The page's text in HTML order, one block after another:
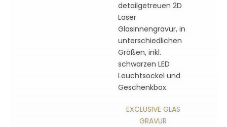
detailgetreuen 2D
Laser
Glasinnengravur, in
unterschiedlichen
Größen, inkl.
schwarzen LED
Leuchtsockel und
Geschenkbox.
EXCLUSIVE GLAS
GRAVUR